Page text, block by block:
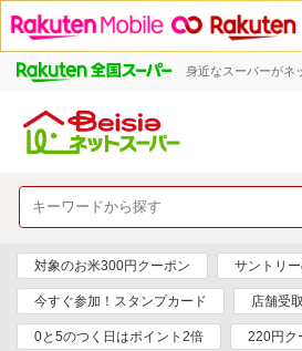
身近なスーパーがネ
対象のお米300円クーポン サントリ
今すぐ参加！スタンプカード 店舗受
0と5のつく日はポイント2倍 220円ク